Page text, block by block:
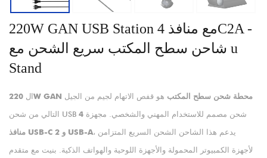
220W GAN USB Station مع منافذ 4C2A -
شاحن سطح المكتب سريع الشحن مع u
Stand
ال 220W GAN محطة شحن سطح المكتب هو قفص الاتهام لجيم من الجيل
التالي من شحن USB شحن مصمم للاستخدام المهني والشخصي. مجهزة 4
منافذ USB-C و 2 USB-A، يدعم هذا الشاحن الشحن السريع المتزامن
لأجهزة الكمبيوتر المحمولة والأجهزة اللوحية والهواتف الذكية. بنيت مع متقدم